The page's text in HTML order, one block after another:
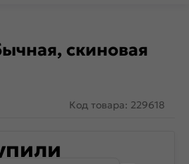
скиновая
Код товара: 229618